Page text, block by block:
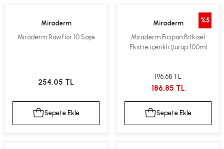
Miraderm
Miraderm Rawflor 10 Saşe
254,05 TL
Sepete Ekle
%5
Miraderm
Miraderm Ficipan Bitkisel
Ekstre içerikli Şurup 100ml
196,68 TL
186,85 TL
Sepete Ekle